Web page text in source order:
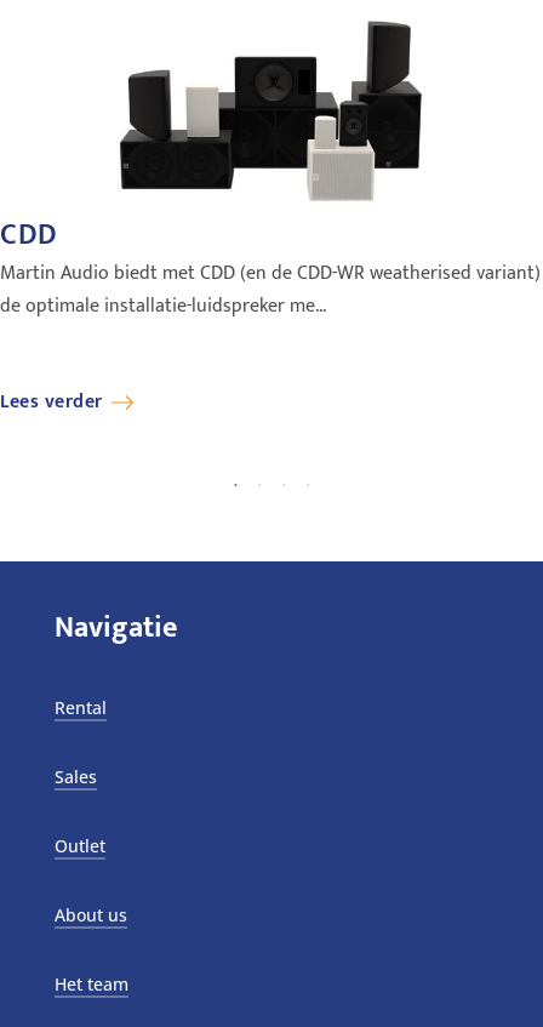
CDD
Martin Audio biedt met CDD (en de CDD-WR weatherised variant)
de optimale installatie-luidspreker me...
Lees verder
Navigatie
Rental
Sales
Outlet
About us
Het team